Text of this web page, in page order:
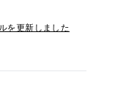
を更新しました